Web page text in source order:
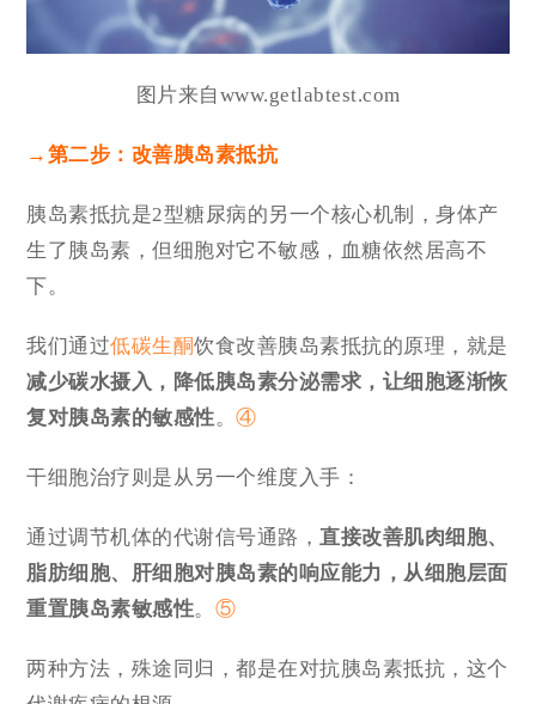
图片来自www.getlabtest.com
→ 第二步：改善胰岛素抵抗
胰岛素抵抗是2型糖尿病的另一个核心机制，身体产
生了胰岛素，但细胞对它不敏感，血糖依然居高不
下。
我们通过低碳生酮饮食改善胰岛素抵抗的原理，就是
减少碳水摄入，降低胰岛素分泌需求，让细胞逐渐恢
复对胰岛素的敏感性。④
干细胞治疗则是从另一个维度入手：
通过调节机体的代谢信号通路，直接改善肌肉细胞、
脂肪细胞、肝细胞对胰岛素的响应能力，从细胞层面
重置胰岛素敏感性。 ⑤
两种方法，殊途同归，都是在对抗胰岛素抵抗，这个